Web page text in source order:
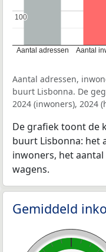
Aantal adressen Aantal
100
100
Aantal adressen,
buurt Lisbonna. De
2024 (inwoners), 2024
De grafiek toont de
buurt Lisbonna: het
inwoners, het
wagens.
Gemiddeld